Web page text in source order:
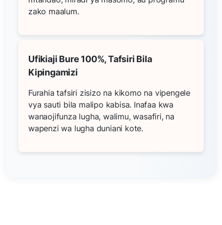
zako maalum.
Ufikiaji Bure 100%, Tafsiri Bila
Kipingamizi
Furahia tafsiri zisizo na kikomo na vipengele
vya sauti bila malipo kabisa. Inafaa kwa
wanaojifunza lugha, walimu, wasafiri, na
wapenzi wa lugha duniani kote.